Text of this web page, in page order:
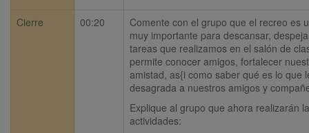
Cierre 00:20
Comente con el grupo que el recreo es
muy importante para descansar,
tareas que realizamos en el salón de
permite conocer amigos, fortalecer
amistad, as{i como saber qué es lo que
desagrada a nuestros amigos y
Explique al grupo que ahora realizarán
actividades: